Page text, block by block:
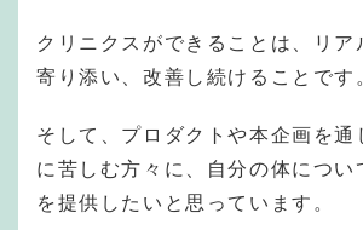
クリニクスができることは、リア
寄り添い、改善し続けることです
そして、プロダクトや本企画を通
に苦しむ方々に、自分の体につい
を提供したいと思っています。